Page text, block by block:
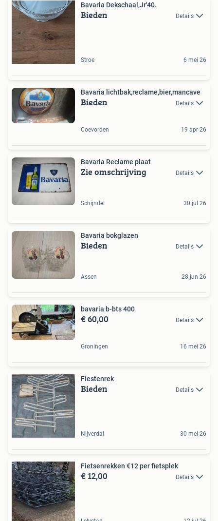
Bavaria Dekschaal,Jr'40.
Bieden Details
Stroe 6 mei 26
Bavaria lichtbak,reclame,bier,mancave
Bieden Details
Coevorden 19 apr 26
Bavaria Reclame plaat
Zie omschrijving Details
Schijndel 30 jul 26
Bavaria bokglazen
Bieden Details
Assen 28 jun 26
bavaria b-bts 400
€ 60,00 Details
Groningen 16 mei 26
Fiestenrek
Bieden Details
Nijverdal 30 mei 26
Fietsenrekken €12 per fietsplek
€ 12,00 Details